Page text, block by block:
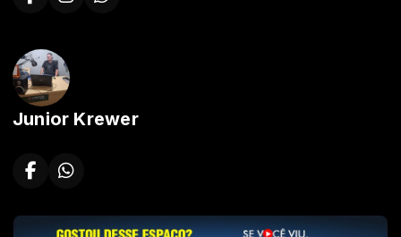
Diretor de operações e Comunicador
\"Escolha um trabalho que você ame e não terás que
trabalhar um único dia em sua vida.\"
Junior Krewer